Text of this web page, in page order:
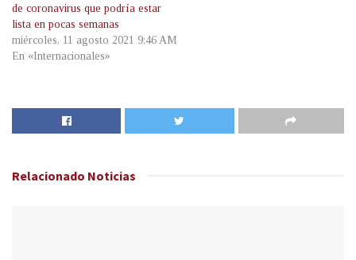
de coronavirus que podría estar
lista en pocas semanas
miércoles, 11 agosto 2021 9:46 AM
En «Internacionales»
Relacionado Noticias